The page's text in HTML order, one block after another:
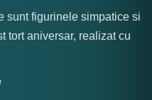
sunt figurinele simpatice si
tort aniversar, realizat cu